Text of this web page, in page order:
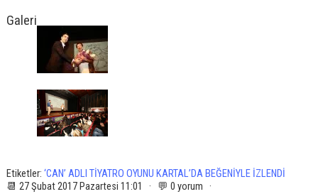
Galeri
Etiketler: ‘CAN’ ADLI TİYATRO OYUNU KARTAL’DA BEĞENİYLE İZLENDİ
📆 27 Şubat 2017 Pazartesi 11:01 · 💬 0 yorum ·